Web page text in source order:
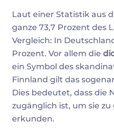
Laut einer Statistik aus
ganze 73,7 Prozent des
Vergleich: In
Prozent. Vor allem die
ein Symbol des
Finnland gilt das
Dies bedeutet, dass die
zugänglich ist, um sie
erkunden.